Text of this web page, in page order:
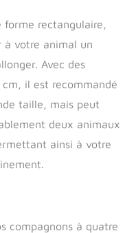
forme rectangulaire,
à votre animal un
Avec des
il est recommandé
taille, mais peut
deux animaux
ainsi à votre
compagnons à quatre